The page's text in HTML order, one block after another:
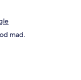
mad.